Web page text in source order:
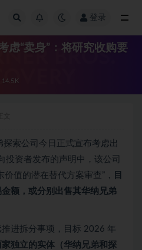
登录
虑“卖身”：将研究收购要
14.5K
索公司今日正式宣布考虑出
投资者发布的声明中，该公司
值的潜在替代方案审查”，
目
额，或分别出售其华纳兄弟
进拆分事项，目标 2026 年
独立的实体（华纳兄弟和探